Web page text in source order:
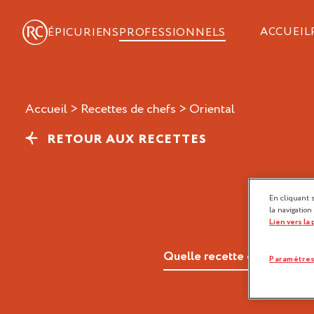
ÉPICURIENSPROFESSIONNELS ACCUEIL
Accueil > Recettes de chefs > oriental
RETOUR AUX RECETTES
En cliquant
la
Lien vers